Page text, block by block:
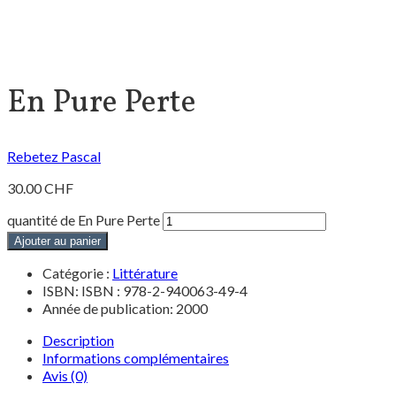
En Pure Perte
Rebetez Pascal
30.00CHF
quantité de En Pure Perte
Ajouter au panier
Catégorie : Littérature
ISBN: ISBN : 978-2-940063-49-4
Année de publication: 2000
Description
Informations complémentaires
Avis (0)